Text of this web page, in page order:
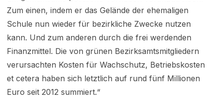
Zum einen, indem er das Gelände der ehemaligen
Schule nun wieder für bezirkliche Zwecke nutzen
kann. Und zum anderen durch die frei werdenden
Finanzmittel. Die von grünen Bezirksamtsmitgliedern
verursachten Kosten für Wachschutz, Betriebskosten
et cetera haben sich letztlich auf rund fünf Millionen
Euro seit 2012 summiert.“